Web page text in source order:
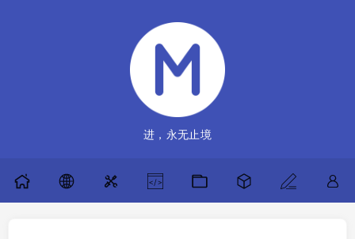
进，永无止境